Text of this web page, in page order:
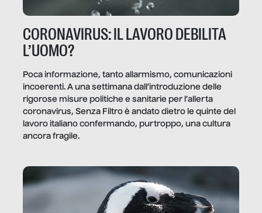
CORONAVIRUS: IL LAVORO DEBILITA
L’UOMO?
Poca informazione, tanto allarmismo, comunicazioni
incoerenti. A una settimana dall’introduzione delle
rigorose misure politiche e sanitarie per l’allerta
coronavirus, Senza Filtro è andato dietro le quinte del
lavoro italiano confermando, purtroppo, una cultura
ancora fragile.